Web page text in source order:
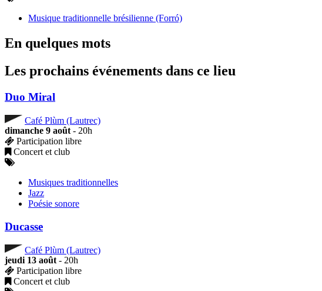
Musique traditionnelle brésilienne (Forró)
En quelques mots
Les prochains événements dans ce lieu
Duo Miral
Café Plùm (Lautrec)
dimanche 9 août- 20h
Participation libre
Concert et club
Musiques traditionnelles
Jazz
Poésie sonore
Ducasse
Café Plùm (Lautrec)
jeudi 13 août- 20h
Participation libre
Concert et club